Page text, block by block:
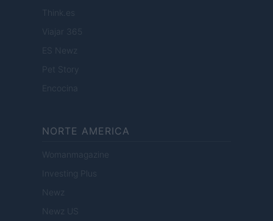
Think.es
Viajar 365
ES Newz
Pet Story
Encocina
NORTE AMERICA
Womanmagazine
Investing Plus
Newz
Newz US